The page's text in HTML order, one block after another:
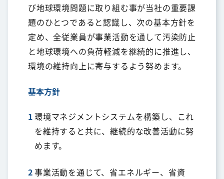
び地球環境問題に取り組む事が当社の重要課
題のひとつであると認識し、次の基本方針を
定め、全従業員が事業活動を通して汚染防止
と地球環境への負荷軽減を継続的に推進し、
環境の維持向上に寄与するよう努めます。
基本方針
1環境マネジメントシステムを構築し、これ
を維持すると共に、継続的な改善活動に努
めます。
2事業活動を通じて、省エネルギー、省資